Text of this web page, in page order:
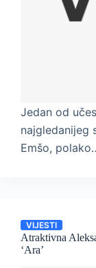
Jedan od
najgledanijeg
Emšo,
VIJESTI
Atraktivna
‘Ara’